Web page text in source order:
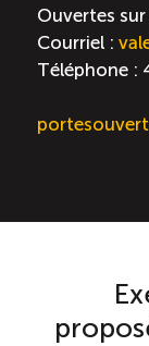
Ouvertes
Courriel :
Téléphone :